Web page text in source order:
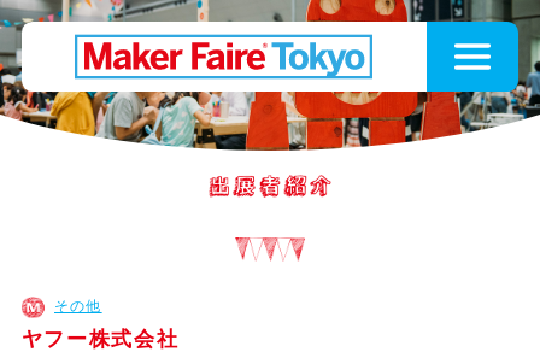
その他
ヤフー株式会社